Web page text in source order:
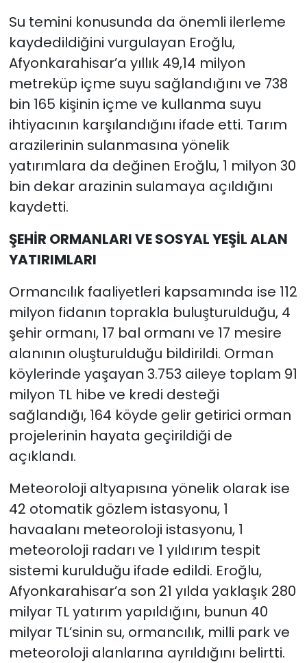
Su temini konusunda da önemli ilerleme
kaydedildiğini vurgulayan Eroğlu,
Afyonkarahisar’a yıllık 49,14 milyon
metreküp içme suyu sağlandığını ve 738
bin 165 kişinin içme ve kullanma suyu
ihtiyacının karşılandığını ifade etti. Tarım
arazilerinin sulanmasına yönelik
yatırımlara da değinen Eroğlu, 1 milyon 30
bin dekar arazinin sulamaya açıldığını
kaydetti.
ŞEHİR ORMANLARI VE SOSYAL YEŞİL ALAN
YATIRIMLARI
Ormancılık faaliyetleri kapsamında ise 112
milyon fidanın toprakla buluşturulduğu, 4
şehir ormanı, 17 bal ormanı ve 17 mesire
alanının oluşturulduğu bildirildi. Orman
köylerinde yaşayan 3.753 aileye toplam 91
milyon TL hibe ve kredi desteği
sağlandığı, 164 köyde gelir getirici orman
projelerinin hayata geçirildiği de
açıklandı.
Meteoroloji altyapısına yönelik olarak ise
42 otomatik gözlem istasyonu, 1
havaalanı meteoroloji istasyonu, 1
meteoroloji radarı ve 1 yıldırım tespit
sistemi kurulduğu ifade edildi. Eroğlu,
Afyonkarahisar’a son 21 yılda yaklaşık 280
milyar TL yatırım yapıldığını, bunun 40
milyar TL’sinin su, ormancılık, milli park ve
meteoroloji alanlarına ayrıldığını belirtti.